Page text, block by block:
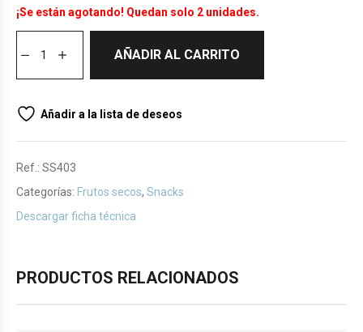
¡Se están agotando! Quedan solo 2 unidades.
AÑADIR AL CARRITO
Añadir a la lista de deseos
Ref.: SS403
Categorías: Frutos secos, Snacks
Descargar ficha técnica
PRODUCTOS RELACIONADOS